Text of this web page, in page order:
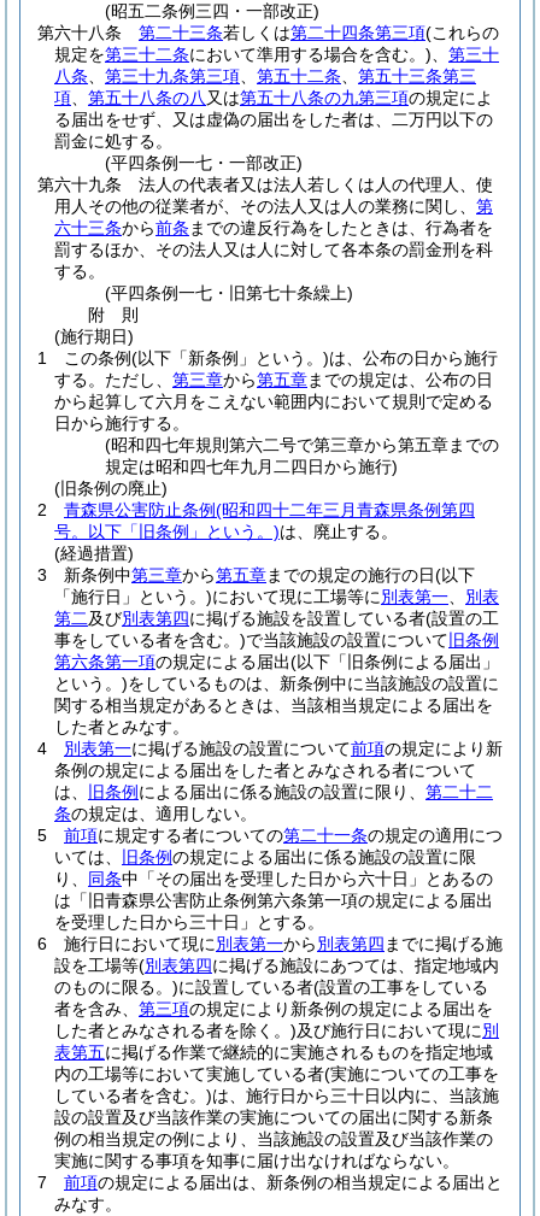
(昭五二条例三四・一部改正)
第六十八条
第二十三条若しくは第二十四条第三項(これらの
規定を第三十二条において準用する場合を含む。)
第三十
八条
第三十九条第三項 第五十二条
第五十三条第三
項
第五十八条の八 又は第五十八条の九第三項の規定によ
る届出をせず、又は虚偽の届出をした者は、二万円以下の
罰金に処する。
(平四条例一七・一部改正)
第六十九条
法人の代表者又は法人若しくは人の代理人、使
用人その他の従業者が、その法人又は人の業務に関し、 第
六十三条から前条 までの違反行為をしたときは、行為者を
罰するほか、その法人又は人に対して各本条の罰金刑を科
する。
(平四条例一七・旧第七十条繰上)
附 則
(施行期日)
1
この条例(以下「新条例」という。)は、公布の日から施行
する。 ただし、 第三章から第五章までの規定は、公布の日
から起算して六月をこえない範囲内において規則で定める
日から施行する。
(昭和四七年規則第六二号で第三章から第五章までの
規定は昭和四七年九月二四日から施行)
(旧条例の廃止)
2
青森県公害防止条例(昭和四十二年三月青森県条例第四
号。以下「旧条例」という。)は、廃止する。
(経過措置)
3
新条例中第三章から第五章までの規定の施行の日(以下
「施行日」という。)において現に工場等に別表第一
別表
第二及び別表第四に掲げる施設を設置している者(設置の工
事をしている者を含む。)で当該施設の設置について 旧条例
第六条第一項の規定による届出(以下「旧条例による届出」
という。)をしているものは、新条例中に当該施設の設置に
関する相当規定があるときは、当該相当規定による届出を
した者とみなす。
4
別表第一に掲げる施設の設置について前項の規定により新
条例の規定による届出をした者とみなされる者について
は、
旧条例 による届出に係る施設の設置に限り、 第二十二
条の規定は、適用しない。
5
前項に規定する者についての第二十一条の規定の適用につ
いては、
旧条例の規定による届出に係る施設の設置に限
り、 同条中「その届出を受理した日から六十日」とあるの
は「旧青森県公害防止条例第六条第一項の規定による届出
を受理した日から三十日」とする。
6
施行日において現に別表第一から別表第四 までに掲げる施
設を工場等(別表第四に掲げる施設にあつては、指定地域内
のものに限る。)に設置している者(設置の工事をしている
者を含み、 第三項の規定により新条例の規定による届出を
した者とみなされる者を除く。)及び施行日において現に別
表第五に掲げる作業で継続的に実施されるものを指定地域
内の工場等において実施している者(実施についての工事を
している者を含む。)は、施行日から三十日以内に、当該施
設の設置及び当該作業の実施についての届出に関する新条
例の相当規定の例により、当該施設の設置及び当該作業の
実施に関する事項を知事に届け出なければならない。
7
前項の規定による届出は、新条例の相当規定による届出と
みなす。